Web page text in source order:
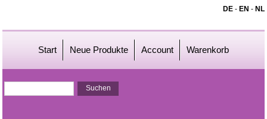
DE- EN - NL
Start Neue Produkte Account Warenkorb